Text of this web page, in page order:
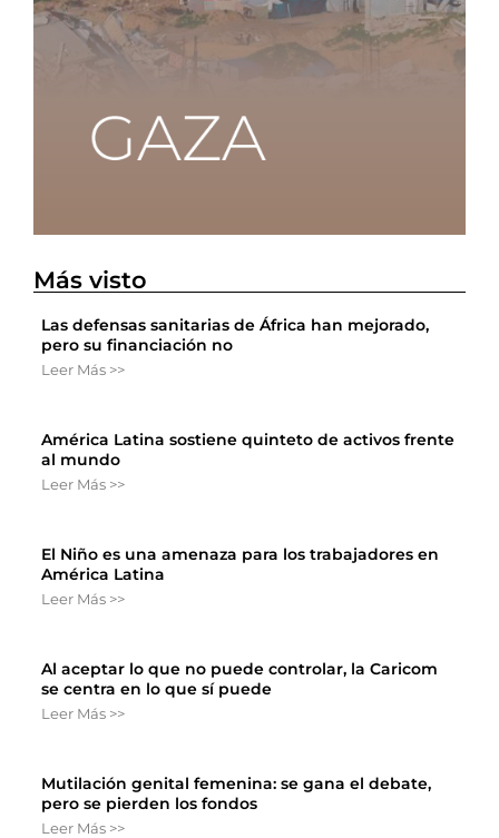
Más visto
Las defensas sanitarias de África han mejorado,
pero su financiación no
Leer Más >>
América Latina sostiene quinteto de activos frente
al mundo
Leer Más >>
El Niño es una amenaza para los trabajadores en
América Latina
Leer Más >>
Al aceptar lo que no puede controlar, la Caricom
se centra en lo que sí puede
Leer Más >>
Mutilación genital femenina: se gana el debate,
pero se pierden los fondos
Leer Más >>